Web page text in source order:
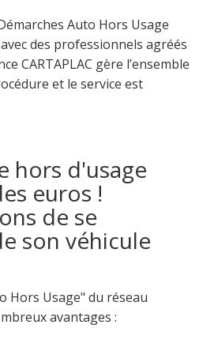
Auto Hors Usage
des professionnels agréés
CARTAPLAC gère l’ensemble
et le service est
hors d'usage
euros !
de se
son véhicule
Hors Usage" du réseau
avantages :